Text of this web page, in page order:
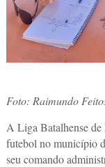
Foto: Raimundo
A Liga Batalhense
futebol no município
seu comando